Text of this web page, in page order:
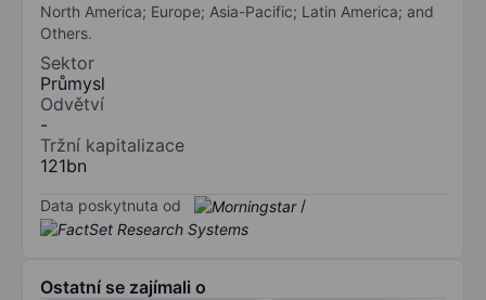
North America; Europe; Asia-Pacific; Latin America; and
Others.
Sektor
Průmysl
Odvětví
-
Tržní kapitalizace
121bn
Data poskytnuta od /
Ostatní se zajímali o